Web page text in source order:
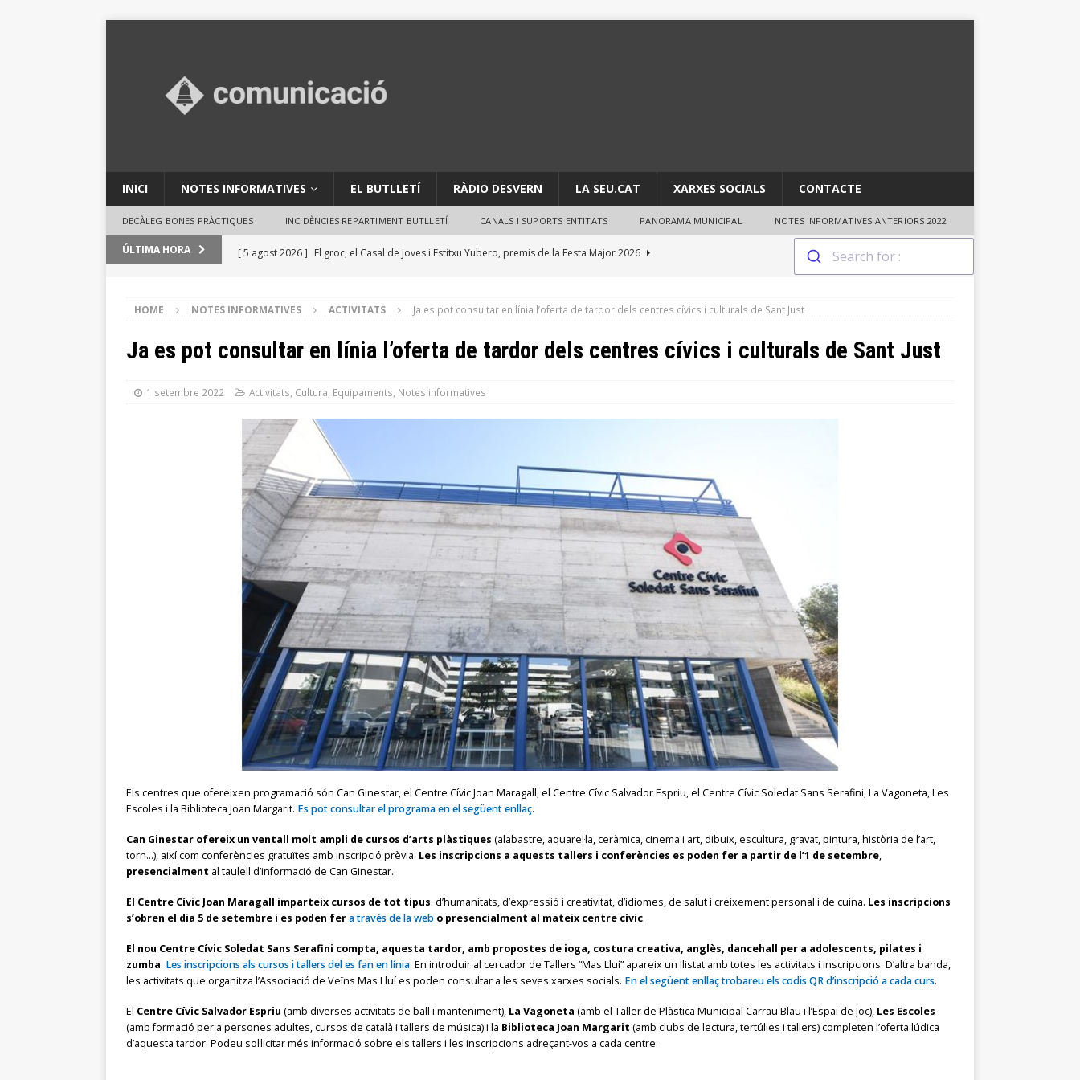
INICI NOTES INFORMATIVES EL BUTLLETÍ RÀDIO DESVERN LA SEU.CAT XARXES SOCIALS CONTACTE
DECÀLEG BONES PRÀCTIQUES INCIDÈNCIES REPARTIMENT BUTLLETÍ CANALS I SUPORTS ENTITATS PANORAMA MUNICIPAL NOTES INFORMATIVES ANTERIORS 2022
ÚLTIMA HORA [ 5 agost 2026 ] El groc, el Casal de Joves i Estitxu Yubero, premis de la Festa Major 2026
[ 31 juliol 2026 ]
El Parc de Torreblanca i d’El Mil·lenari reuneixen més de 3.800 participants
[ 29 juliol 2026 ] Consells per evitar robatoris durant les vacances d’estiu
NOTES
modifica el contracte de la UIR
[ 24 juliol 2026 ]
El Ple municipal de juliol debatrà la reclamació sobre el conveni de la
carretera Reial i el reforç de la Unitat d’Intervenció Ràpida
NOTES INFORMATIVES
[ 24 juliol 2026 ] Afectacions de trànsit amb motiu de la Festa Major
MOBILITAT
[ 23 juliol 2026 ]
Guarneix el teu balcó i participa en el concurs de Festa Major
ACTIVITATS
[ 23 juliol 2026 ]
El nou Pla Local de Seguretat Viària avança cap a una mobilitat més segura
MOBILITAT
[ 22 juliol 2026 ] Sant Just ret homenatge al mestre Leonardo Balada amb un acte de
reconeixement i un concert
CULTURA
[ 7 agost 2026 ] Gaza, Cuba i el Líban, projectes escollits per rebre els 10.000 euros de
cooperació municipal
ACCIÓ SOCIAL
HOME NOTES INFORMATIVES ACTIVITATS Ja es pot consultar en línia l’oferta de tardor dels centres cívics i culturals de Sant Just
Ja es pot consultar en línia l’oferta de tardor dels centres cívics i culturals de Sant Just
1 setembre 2022 Activitats, Cultura, Equipaments, Notes informatives
Els centres que ofereixen programació són Can Ginestar, el Centre Cívic Joan Maragall, el Centre Cívic Salvador Espriu, el Centre Cívic Soledat Sans Serafini, La Vagoneta, Les
Escoles i la Biblioteca Joan Margarit. Es pot consultar el programa en el següent enllaç.
Can Ginestar ofereix un ventall molt ampli de cursos d’arts plàstiques (alabastre, aquarel·la, ceràmica, cinema i art, dibuix, escultura, gravat, pintura, història de l’art,
torn…), així com conferències gratuïtes amb inscripció prèvia. Les inscripcions a aquests tallers i conferències es poden fer a partir de l’1 de setembre,
presencialment al taulell d’informació de Can Ginestar.
El Centre Cívic Joan Maragall imparteix cursos de tot tipus: d’humanitats, d’expressió i creativitat, d’idiomes, de salut i creixement personal i de cuina. Les inscripcions
s’obren el dia 5 de setembre i es poden fera través de la web o presencialment al mateix centre cívic.
El nou Centre Cívic Soledat Sans Serafini compta, aquesta tardor, amb propostes de ioga, costura creativa, anglès, dancehall per a adolescents, pilates i
zumba. Les inscripcions als cursos i tallers del es fan en línia. En introduir al cercador de Tallers “Mas Lluí” apareix un llistat amb totes les activitats i inscripcions. D’altra banda,
les activitats que organitza l’Associació de Veïns Mas Lluí es poden consultar a les seves xarxes socials. En el següent enllaç trobareu els codis QR d’inscripció a cada curs.
El Centre Cívic Salvador Espriu (amb diverses activitats de ball i manteniment), La Vagoneta (amb el Taller de Plàstica Municipal Carrau Blau i l’Espai de Joc), Les Escoles
(amb formació per a persones adultes, cursos de català i tallers de música) i la Biblioteca Joan Margarit (amb clubs de lectura, tertúlies i tallers) completen l’oferta lúdica
d’aquesta tardor. Podeu sol·licitar més informació sobre els tallers i les inscripcions adreçant-vos a cada centre.